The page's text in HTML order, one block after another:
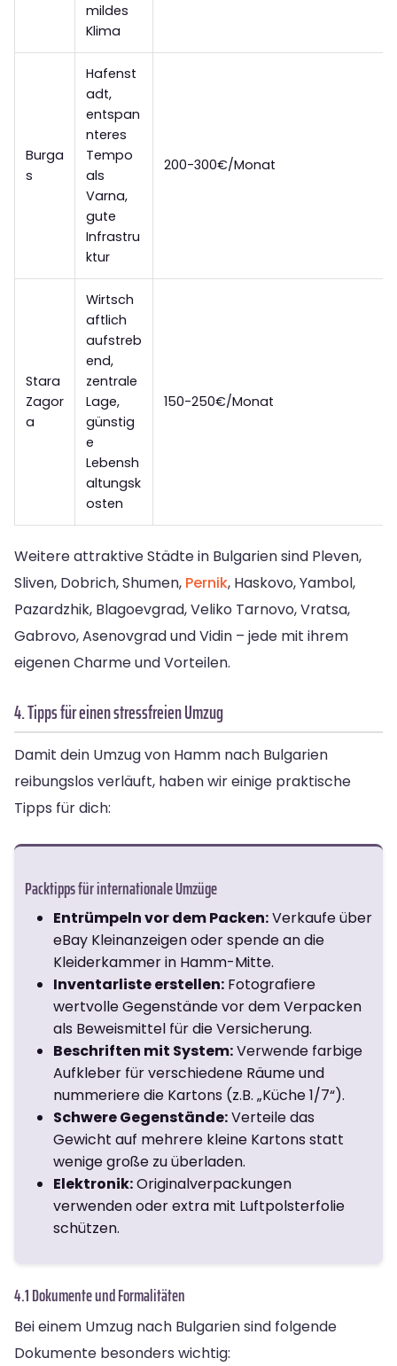
mildes
Klima
Burga
s
Hafenst
adt,
entspan
nteres
Tempo
als
Varna,
gute
Infrastru
ktur
200-300€/Monat
Stara
Zagor
a
Wirtsch
aftlich
aufstreb
end,
zentrale
Lage,
günstig
e
Lebensh
altungsk
osten
150-250€/Monat
Weitere attraktive Städte in Bulgarien sind Pleven,
Sliven, Dobrich, Shumen, Pernik, Haskovo, Yambol,
Pazardzhik, Blagoevgrad, Veliko Tarnovo, Vratsa,
Gabrovo, Asenovgrad und Vidin – jede mit ihrem
eigenen Charme und Vorteilen.
4. Tipps für einen stressfreien Umzug
Damit dein Umzug von Hamm nach Bulgarien
reibungslos verläuft, haben wir einige praktische
Tipps für dich:
Packtipps für internationale Umzüge
Entrümpeln vor dem Packen:Verkaufe über
eBay Kleinanzeigen oder spende an die
Kleiderkammer in Hamm-Mitte.
Inventarliste erstellen: Fotografiere
wertvolle Gegenstände vor dem Verpacken
als Beweismittel für die Versicherung.
Beschriften mit System:Verwende farbige
Aufkleber für verschiedene Räume und
nummeriere die Kartons (z.B. „Küche 1/7“).
Schwere Gegenstände:Verteile das
Gewicht auf mehrere kleine Kartons statt
wenige große zu überladen.
Elektronik:Originalverpackungen
verwenden oder extra mit Luftpolsterfolie
schützen.
4.1 Dokumente und Formalitäten
Bei einem Umzug nach Bulgarien sind folgende
Dokumente besonders wichtig: